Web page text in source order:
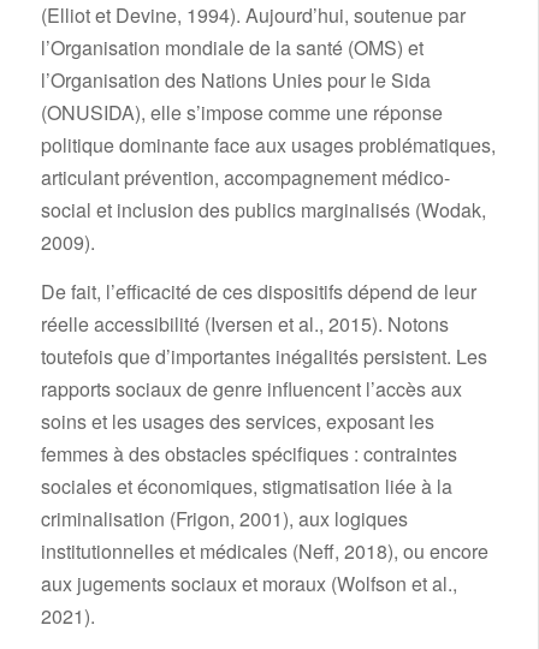
(Elliot et Devine, 1994). Aujourd’hui, soutenue par
l’Organisation mondiale de la santé (OMS) et
l’Organisation des Nations Unies pour le Sida
(ONUSIDA), elle s’impose comme une réponse
politique dominante face aux usages problématiques,
articulant prévention, accompagnement médico-
social et inclusion des publics marginalisés (Wodak,
2009).
De fait, l’efficacité de ces dispositifs dépend de leur
réelle accessibilité (Iversen et al., 2015). Notons
toutefois que d’importantes inégalités persistent. Les
rapports sociaux de genre influencent l’accès aux
soins et les usages des services, exposant les
femmes à des obstacles spécifiques : contraintes
sociales et économiques, stigmatisation liée à la
criminalisation (Frigon, 2001), aux logiques
institutionnelles et médicales (Neff, 2018), ou encore
aux jugements sociaux et moraux (Wolfson et al.,
2021).